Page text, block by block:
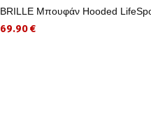
BRILLE Μπουφάν Hooded
69.90 €